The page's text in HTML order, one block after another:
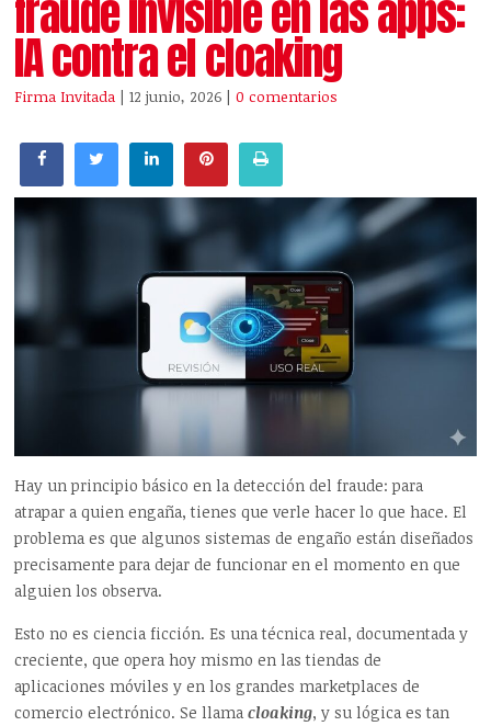
fraude invisible en las apps:
IA contra el cloaking
Firma Invitada | 12 junio, 2026 |0 comentarios
Hay un principio básico en la detección del fraude: para
atrapar a quien engaña, tienes que verle hacer lo que hace. El
problema es que algunos sistemas de engaño están diseñados
precisamente para dejar de funcionar en el momento en que
alguien los observa.
Esto no es ciencia ficción. Es una técnica real, documentada y
creciente, que opera hoy mismo en las tiendas de
aplicaciones móviles y en los grandes marketplaces de
comercio electrónico. Se llamacloaking, y su lógica es tan